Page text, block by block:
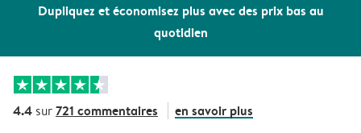
Dupliquez et économisez plus avec des prix bas au
quotidien
4.4 sur721 commentaires en savoir plus